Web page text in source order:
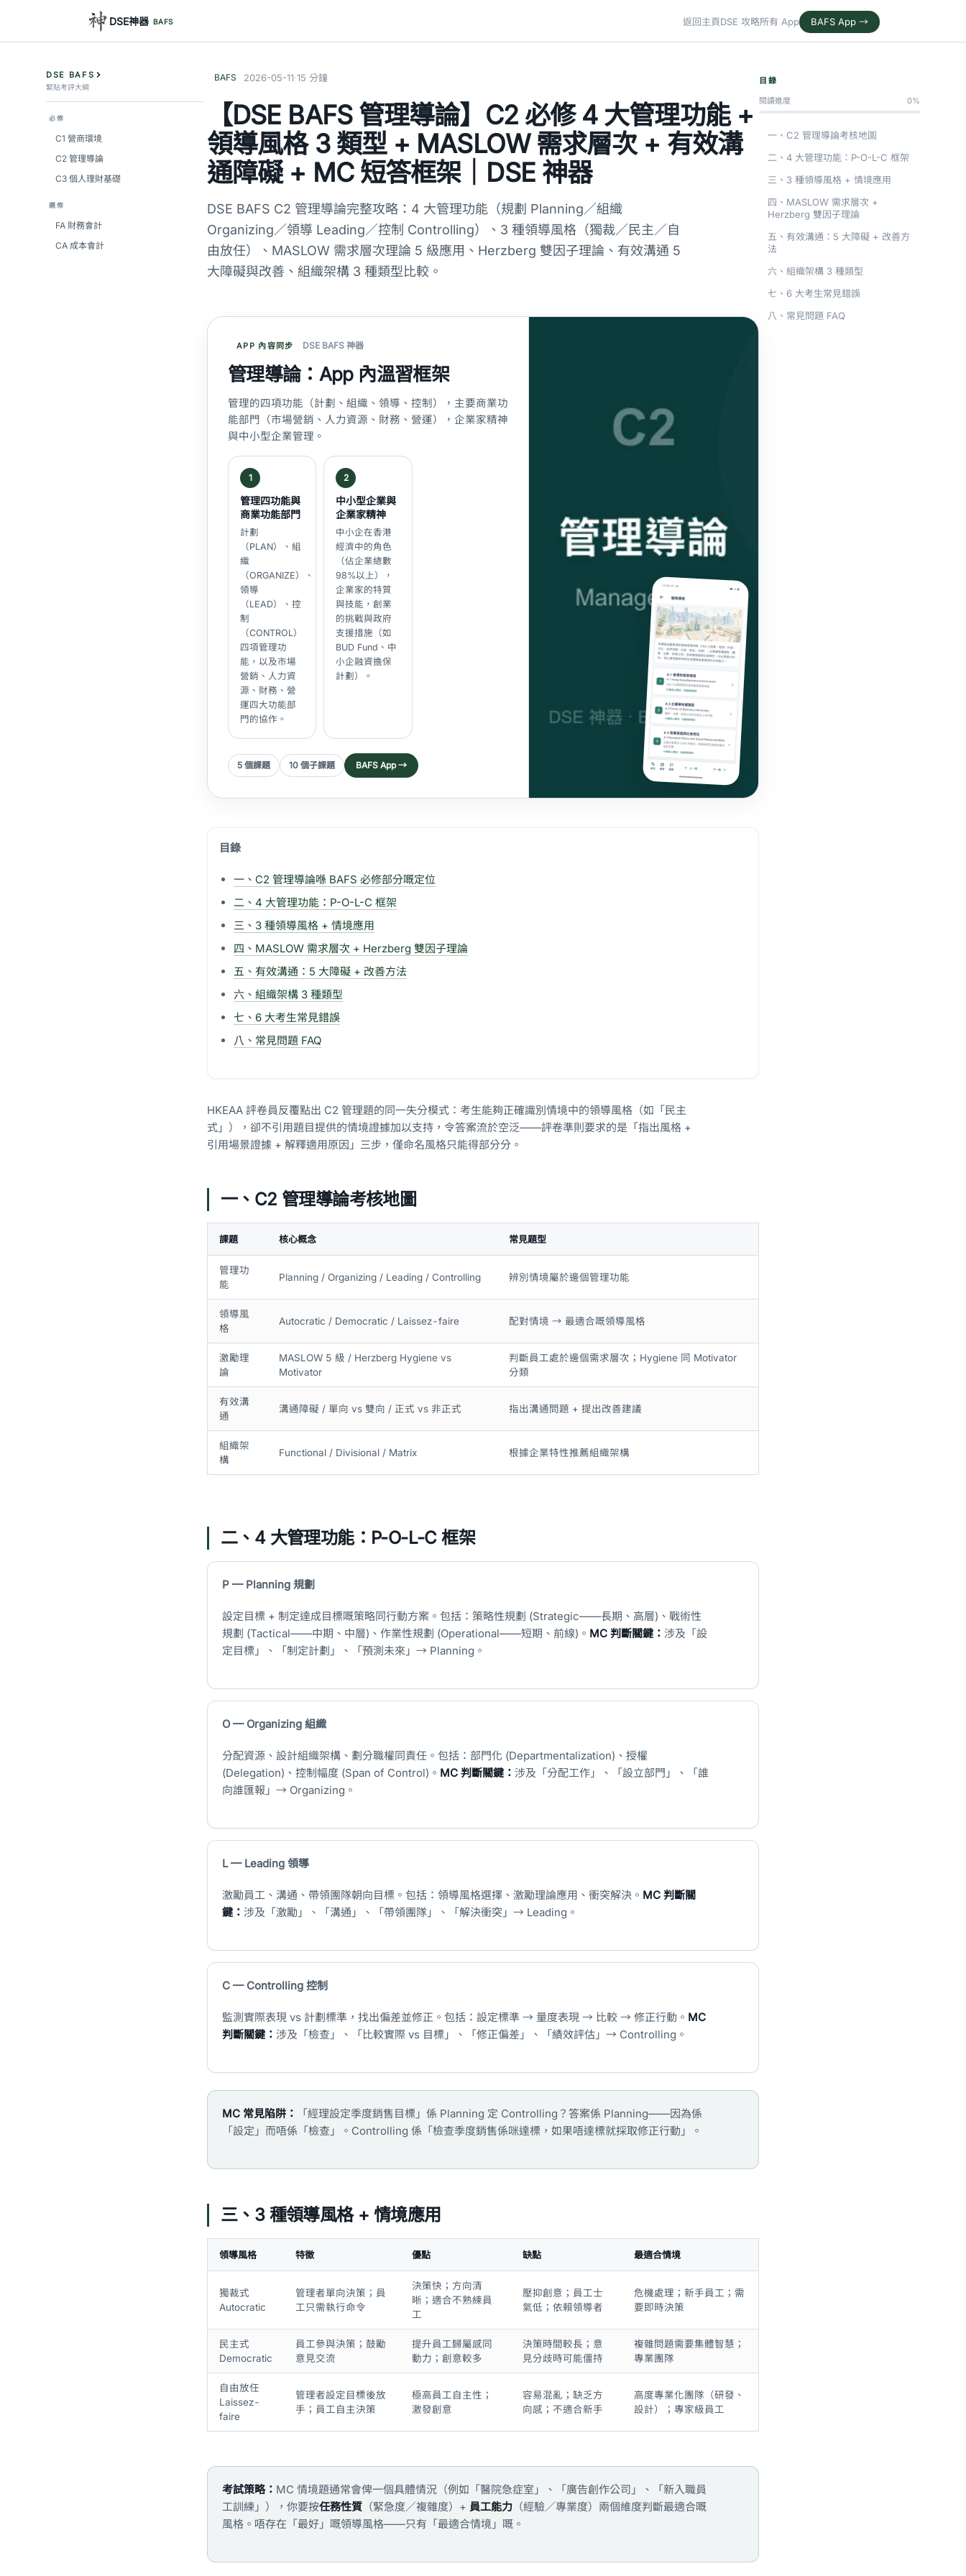
DSE神器 BAFS 返回主頁DSE 攻略所有 App BAFS App →
DSE BAFS
緊貼考評大綱
必修
C1 營商環境
C2 管理導論
C3 個人理財基礎
選修
FA 財務會計
CA 成本會計
BAFS 2026-05-11·15 分鐘
【DSE BAFS 管理導論】C2 必修 4 大管理功能 +
領導風格 3 類型 + MASLOW 需求層次 + 有效溝
通障礙 + MC 短答框架｜DSE 神器
DSE BAFS C2 管理導論完整攻略：4 大管理功能（規劃 Planning／組織
Organizing／領導 Leading／控制 Controlling）、3 種領導風格（獨裁／民主／自
由放任）、MASLOW 需求層次理論 5 級應用、Herzberg 雙因子理論、有效溝通 5
大障礙與改善、組織架構 3 種類型比較。
APP 內容同步 DSE BAFS 神器
管理導論：App 內溫習框架
管理的四項功能（計劃、組織、領導、控制），主要商業功
能部門（市場營銷、人力資源、財務、營運），企業家精神
與中小型企業管理。
1
管理四功能與
商業功能部門
計劃
（PLAN）、組
織
（ORGANIZE）、
領導
（LEAD）、控
制
（CONTROL）
四項管理功
能，以及市場
營銷、人力資
源、財務、營
運四大功能部
門的協作。
2
中小型企業與
企業家精神
中小企在香港
經濟中的角色
（佔企業總數
98%以上），
企業家的特質
與技能，創業
的挑戰與政府
支援措施（如
BUD Fund、中
小企融資擔保
計劃）。
5 個課題 10 個子課題 BAFS App →
目錄
一、C2 管理導論喺 BAFS 必修部分嘅定位
二、4 大管理功能：P-O-L-C 框架
三、3 種領導風格 + 情境應用
四、MASLOW 需求層次 + Herzberg 雙因子理論
五、有效溝通：5 大障礙 + 改善方法
六、組織架構 3 種類型
七、6 大考生常見錯誤
八、常見問題 FAQ
HKEAA 評卷員反覆點出 C2 管理題的同一失分模式：考生能夠正確識別情境中的領導風格（如「民主
式」），卻不引用題目提供的情境證據加以支持，令答案流於空泛——評卷準則要求的是「指出風格 +
引用場景證據 + 解釋適用原因」三步，僅命名風格只能得部分分。
一、C2 管理導論考核地圖
課題 核心概念 常見題型
管理功
能
Planning / Organizing / Leading / Controlling 辨別情境屬於邊個管理功能
領導風
格
Autocratic / Democratic / Laissez-faire 配對情境 → 最適合嘅領導風格
激勵理
論
MASLOW 5 級 / Herzberg Hygiene vs
Motivator
判斷員工處於邊個需求層次；Hygiene 同 Motivator
分類
有效溝
通
溝通障礙 / 單向 vs 雙向 / 正式 vs 非正式 指出溝通問題 + 提出改善建議
組織架
構
Functional / Divisional / Matrix 根據企業特性推薦組織架構
二、4 大管理功能：P-O-L-C 框架
P — Planning 規劃
設定目標 + 制定達成目標嘅策略同行動方案。包括：策略性規劃 (Strategic——長期、高層)、戰術性
規劃 (Tactical——中期、中層)、作業性規劃 (Operational——短期、前線)。 MC 判斷關鍵： 涉及「設
定目標」、「制定計劃」、「預測未來」→ Planning。
O — Organizing 組織
分配資源、設計組織架構、劃分職權同責任。包括：部門化 (Departmentalization)、授權
(Delegation)、控制幅度 (Span of Control)。 MC 判斷關鍵： 涉及「分配工作」、「設立部門」、「誰
向誰匯報」→ Organizing。
L — Leading 領導
激勵員工、溝通、帶領團隊朝向目標。包括：領導風格選擇、激勵理論應用、衝突解決。 MC 判斷關
鍵： 涉及「激勵」、「溝通」、「帶領團隊」、「解決衝突」→ Leading。
C — Controlling 控制
監測實際表現 vs 計劃標準，找出偏差並修正。包括：設定標準 → 量度表現 → 比較 → 修正行動。 MC
判斷關鍵： 涉及「檢查」、「比較實際 vs 目標」、「修正偏差」、「績效評估」→ Controlling。
MC 常見陷阱：
「經理設定季度銷售目標」係 Planning 定 Controlling？答案係 Planning——因為係
「設定」而唔係「檢查」。Controlling 係「檢查季度銷售係咪達標，如果唔達標就採取修正行動」。
三、3 種領導風格 + 情境應用
領導風格 特徵 優點 缺點 最適合情境
獨裁式
Autocratic
管理者單向決策；員
工只需執行命令
決策快；方向清
晰；適合不熟練員
工
壓抑創意；員工士
氣低；依賴領導者
危機處理；新手員工；需
要即時決策
民主式
Democratic
員工參與決策；鼓勵
意見交流
提升員工歸屬感同
動力；創意較多
決策時間較長；意
見分歧時可能僵持
複雜問題需要集體智慧；
專業團隊
自由放任
Laissez-
faire
管理者設定目標後放
手；員工自主決策
極高員工自主性；
激發創意
容易混亂；缺乏方
向感；不適合新手
高度專業化團隊（研發、
設計）；專家級員工
考試策略： MC 情境題通常會俾一個具體情況（例如「醫院急症室」、「廣告創作公司」、「新入職員
工訓練」），你要按任務性質 （緊急度／複雜度）+ 員工能力 （經驗／專業度）兩個維度判斷最適合嘅
風格。唔存在「最好」嘅領導風格——只有「最適合情境」嘅。
目錄
閱讀進度
0%
一、C2 管理導論考核地圖
二、4 大管理功能：P-O-L-C 框架
三、3 種領導風格 + 情境應用
四、MASLOW 需求層次 +
Herzberg 雙因子理論
五、有效溝通：5 大障礙 + 改善方
法
六、組織架構 3 種類型
七、6 大考生常見錯誤
八、常見問題 FAQ